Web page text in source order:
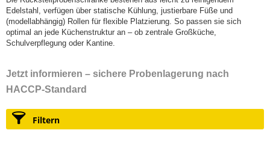
Edelstahl, verfügen über statische Kühlung, justierbare Füße und
(modellabhängig) Rollen für flexible Platzierung. So passen sie sich
optimal an jede Küchenstruktur an – ob zentrale Großküche,
Schulverpflegung oder Kantine.
Jetzt informieren – sichere Probenlagerung nach
HACCP-Standard
Filtern